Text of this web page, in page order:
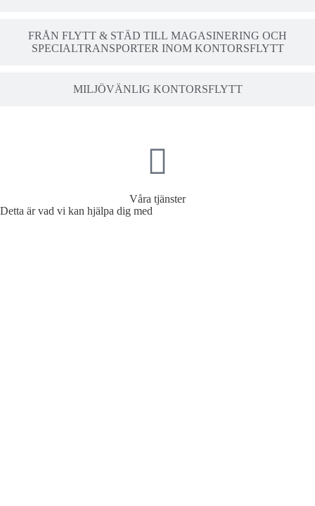
FRÅN FLYTT & STÄD TILL MAGASINERING OCH
SPECIALTRANSPORTER INOM KONTORSFLYTT
MILJÖVÄNLIG KONTORSFLYTT
Våra tjänster
Detta är vad vi kan hjälpa dig med